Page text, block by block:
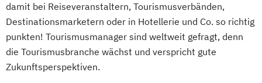
damit bei Reiseveranstaltern, Tourismusverbänden,
Destinationsmarketern oder in Hotellerie und Co. so richtig
punkten! Tourismusmanager sind weltweit gefragt, denn
die Tourismusbranche wächst und verspricht gute
Zukunftsperspektiven.